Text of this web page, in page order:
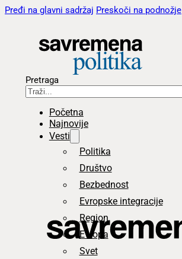
Pređi na glavni sadržaj Preskoči na podnožje
Pretraga
Početna
Najnovije
Vesti
Politika
Društvo
Bezbednost
Evropske integracije
Region
Evropa
Svet